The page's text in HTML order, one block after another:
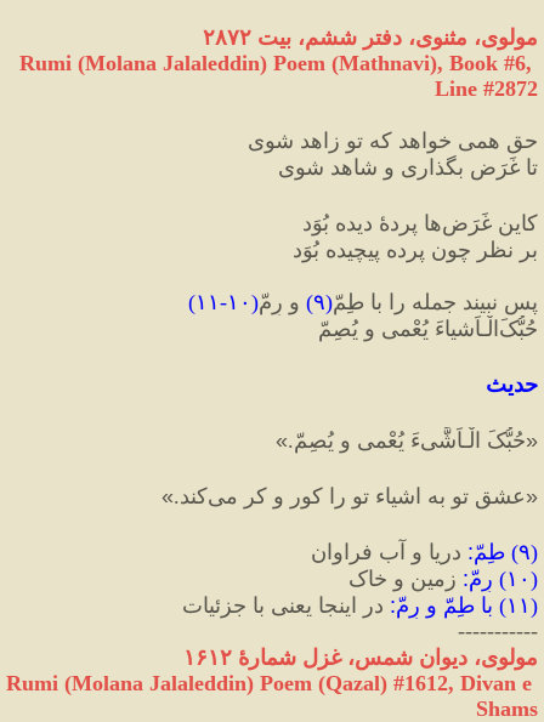
مولوی، مثنوی، دفتر ششم، بیت ۲۸۷۲
Rumi (Molana Jalaleddin) Poem (Mathnavi), Book #6,
Line #2872
حق همی خواهد که تو زاهد شوی
تا غَرَض بگذاری و شاهد شوی
کاین غَرَض‌ها پردهٔ دیده بُوَد
بر نظر چون پرده پیچیده بُوَد
پس نبیند جمله را با طِمّ(۹) و رِمّ( ۱۰-۱۱)
حُبُّکَ‌الْـاَشیاءَ یُعْمی و یُصِمّ
حدیث
«حُبُّکَ الْـاَشَّیءَ یُعْمی و یُصِمّ.»
«عشقِ تو به اشياء تو را كور و كر می‌کند. »
(۹) طِمّ: دریا و آب فراوان
( ۱۰) رِمّ: زمین و خاک
(۱۱) با طِمّ و رِمّ: در اینجا یعنی با جزئیات
-----------
مولوی، دیوان شمس، غزل شمارهٔ ۱۶۱۲
Rumi (Molana Jalaleddin) Poem (Qazal) #1612, Divan e
Shams